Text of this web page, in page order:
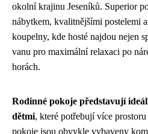
okolní krajinu Jeseníků. Superior
nábytkem, kvalitnějšími postelemi
koupelny, kde hosté najdou nejen
vanu pro maximální relaxaci po
horách.
Rodinné pokoje představují
dětmi, které potřebují více
pokoje jsou obvykle vybaveny